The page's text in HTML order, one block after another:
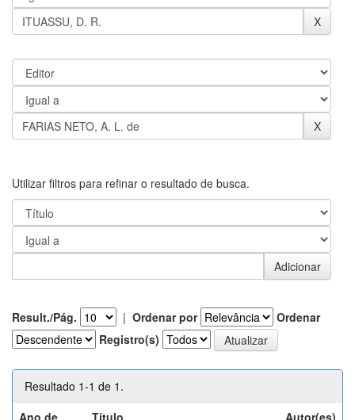
Utilizar filtros para refinar o resultado de busca.
Result./Pág. | Ordenar por
Ordenar
Registro(s)
Resultado 1-1 de 1.
Ano de
Título Autor(es)